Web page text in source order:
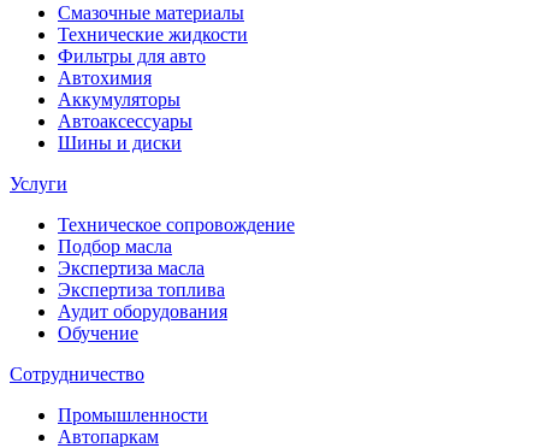
Смазочные материалы
Технические жидкости
Фильтры для авто
Автохимия
Аккумуляторы
Автоаксессуары
Шины и диски
Услуги
Техническое сопровождение
Подбор масла
Экспертиза масла
Экспертиза топлива
Аудит оборудования
Обучение
Сотрудничество
Промышленности
Автопаркам